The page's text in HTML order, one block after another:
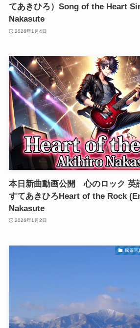
てあきひろ）Song of the Heart
Nakasute
2026年1月4日
本日新曲動画公開 心のロック 英
すてあきひろHeart of the Rock
Nakasute
2026年1月2日
風景